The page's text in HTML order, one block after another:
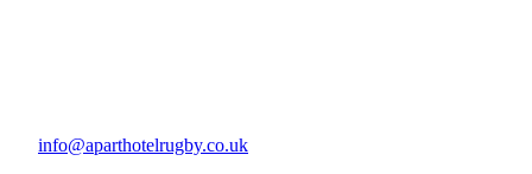
info@aparthotelrugby.co.uk